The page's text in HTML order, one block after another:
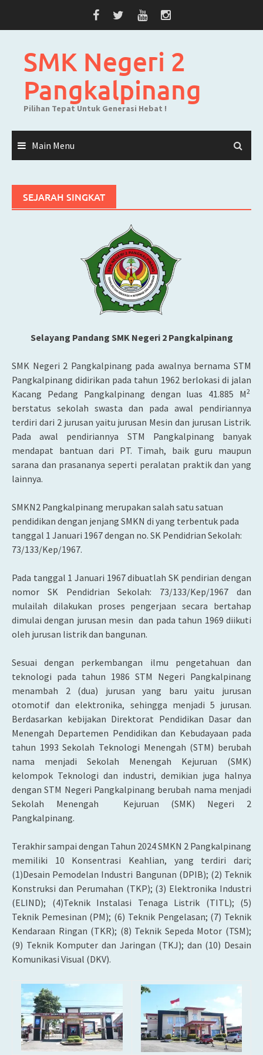
SMK Negeri 2
Pangkalpinang
Pilihan Tepat Untuk Generasi Hebat !
Main Menu
SEJARAH SINGKAT
Selayang Pandang SMK Negeri 2 Pangkalpinang
SMK Negeri 2 Pangkalpinang pada awalnya bernama STM
Pangkalpinang didirikan pada tahun 1962 berlokasi di jalan
Kacang Pedang Pangkalpinang dengan luas 41.885 M2
berstatus sekolah swasta dan pada awal pendiriannya
terdiri dari 2 jurusan yaitu jurusan Mesin dan jurusan Listrik.
Pada awal pendiriannya STM Pangkalpinang banyak
mendapat bantuan dari PT. Timah, baik guru maupun
sarana dan prasananya seperti peralatan praktik dan yang
lainnya.
SMKN2 Pangkalpinang merupakan salah satu satuan
pendidikan dengan jenjang SMKN di yang terbentuk pada
tanggal 1 Januari 1967 dengan no. SK Pendidrian Sekolah:
73/133/Kep/1967.
Pada tanggal 1 Januari 1967 dibuatlah SK pendirian dengan
nomor SK Pendidrian Sekolah: 73/133/Kep/1967 dan
mulailah dilakukan proses pengerjaan secara bertahap
dimulai dengan jurusan mesin dan pada tahun 1969 diikuti
oleh jurusan listrik dan bangunan.
Sesuai dengan perkembangan ilmu pengetahuan dan
teknologi pada tahun 1986 STM Negeri Pangkalpinang
menambah 2 (dua) jurusan yang baru yaitu jurusan
otomotif dan elektronika, sehingga menjadi 5 jurusan.
Berdasarkan kebijakan Direktorat Pendidikan Dasar dan
Menengah Departemen Pendidikan dan Kebudayaan pada
tahun 1993 Sekolah Teknologi Menengah (STM) berubah
nama menjadi Sekolah Menengah Kejuruan (SMK)
kelompok Teknologi dan industri, demikian juga halnya
dengan STM Negeri Pangkalpinang berubah nama menjadi
Sekolah Menengah Kejuruan (SMK) Negeri 2
Pangkalpinang.
Terakhir sampai dengan Tahun 2024 SMKN 2 Pangkalpinang
memiliki 10 Konsentrasi Keahlian, yang terdiri dari;
(1)Desain Pemodelan Industri Bangunan (DPIB); (2) Teknik
Konstruksi dan Perumahan (TKP); (3) Elektronika Industri
(ELIND); (4)Teknik Instalasi Tenaga Listrik (TITL); (5)
Teknik Pemesinan (PM); (6) Teknik Pengelasan; (7) Teknik
Kendaraan Ringan (TKR); (8) Teknik Sepeda Motor (TSM);
(9) Teknik Komputer dan Jaringan (TKJ); dan (10) Desain
Komunikasi Visual (DKV).